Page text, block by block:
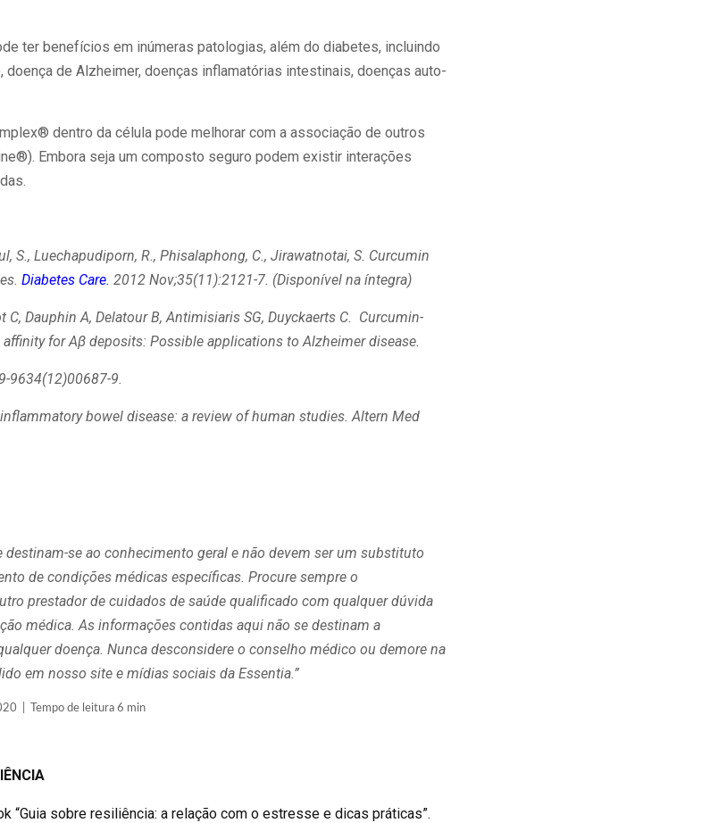
ter benefícios em inúmeras patologias, além do diabetes, incluindo
de Alzheimer, doenças inflamatórias intestinais, doenças auto-
dentro da célula pode melhorar com a associação de outros
Embora seja um composto seguro podem existir interações
S., Luechapudiporn, R., Phisalaphong, C., Jirawatnotai, S. Curcumin
Diabetes Care. 2012 Nov;35(11):2121-7. (Disponível na íntegra)
C, Dauphin A, Delatour B, Antimisiaris SG, Duyckaerts C. Curcumin-
for Aβdeposits: Possible applications to Alzheimer disease.
9634(12)00687-9.
bowel disease: a review of human studies.Altern Med
destinam-se ao conhecimento geral e não devem ser um substituto
de condições médicas específicas. Procure sempre o
prestador de cuidados de saúde qualificado com qualquer dúvida
médica. As informações contidas aqui não se destinam a
doença. Nunca desconsidere o conselho médico ou demore na
em nosso site e mídias sociais da Essentia.”
| Tempo de leitura 6 min
“Guia sobre resiliência: a relação com o estresse e dicas práticas”.